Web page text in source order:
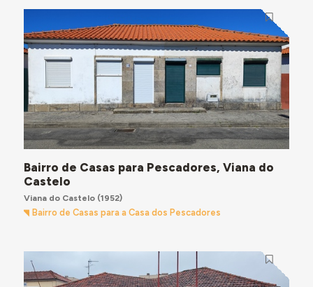
Bairro de Casas para Pescadores, Viana do
Castelo
Viana do Castelo(1952)
Bairro de Casas para a Casa dos Pescadores